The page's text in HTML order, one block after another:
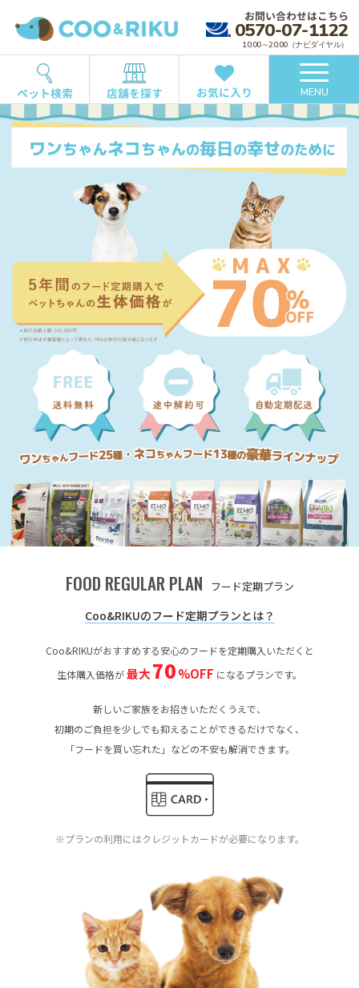
お問い合わせはこちら
0570-07-1122
10:00～20:00（ナビダイヤル）
ペット検索 店舗を探す お気に入り MENU
FOOD REGULAR PLAN フード定期プラン
Coo&RIKUのフード定期プランとは？
Coo&RIKUがおすすめする安心のフードを定期購入いただくと
生体購入価格が最大70%OFF になるプランです。
新しいご家族をお招きいただくうえで、
初期のご負担を少しでも抑えることができるだけでなく、
「フードを買い忘れた」などの不安も解消できます。
※プランの利用にはクレジットカードが必要になります。